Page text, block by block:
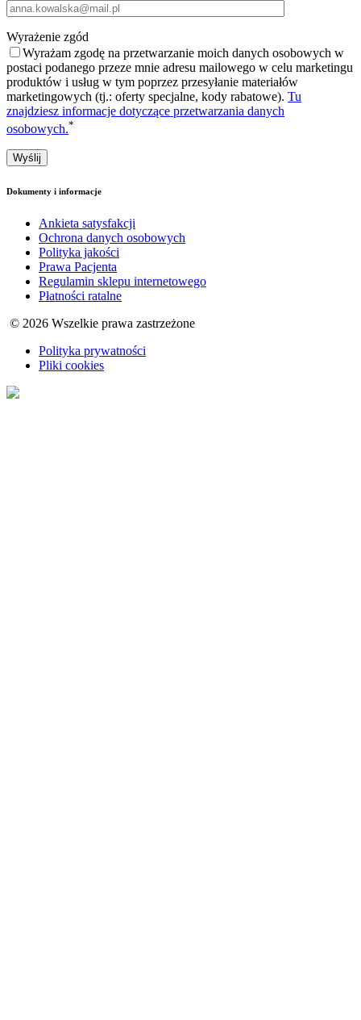
Wyrażenie zgód
Wyrażam zgodę na przetwarzanie moich danych osobowych w
postaci podanego przeze mnie adresu mailowego w celu marketingu
produktów i usług w tym poprzez przesyłanie materiałów
marketingowych (tj.: oferty specjalne, kody rabatowe). Tu
znajdziesz informacje dotyczące przetwarzania danych
osobowych.*
Dokumenty i informacje
Ankieta satysfakcji
Ochrona danych osobowych
Polityka jakości
Prawa Pacjenta
Regulamin sklepu internetowego
Płatności ratalne
© 2026 Wszelkie prawa zastrzeżone
Polityka prywatności
Pliki cookies